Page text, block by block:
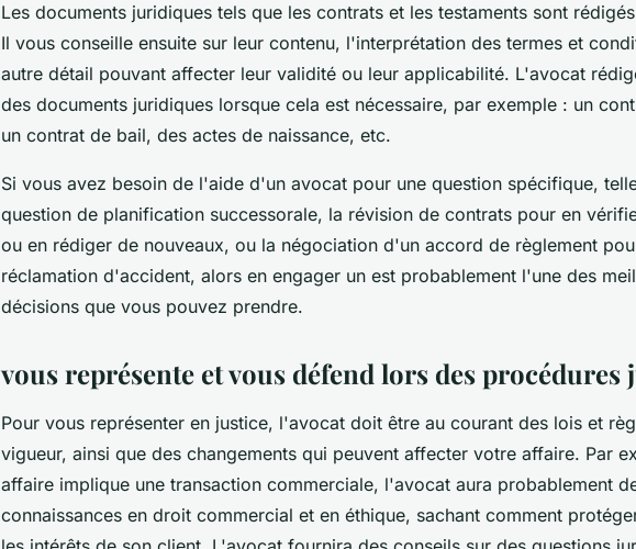
Les documents juridiques tels que les contrats et les testaments sont
Il vous conseille ensuite sur leur contenu, l'interprétation des termes et
autre détail pouvant affecter leur validité ou leur applicabilité. L'avocat
des documents juridiques lorsque cela est nécessaire, par exemple : un
un contrat de bail, des actes de naissance, etc.
Si vous avez besoin de l'aide d'un avocat pour une question spécifique,
question de planification successorale, la révision de contrats pour en
ou en rédiger de nouveaux, ou la négociation d'un accord de règlement
réclamation d'accident, alors en engager un est probablement l'une des
décisions que vous pouvez prendre.
vous représente et vous défend lors des
Pour vous représenter en justice, l'avocat doit être au courant des lois et
vigueur, ainsi que des changements qui peuvent affecter votre affaire. Par
affaire implique une transaction commerciale, l'avocat aura probablement
connaissances en droit commercial et en éthique, sachant comment